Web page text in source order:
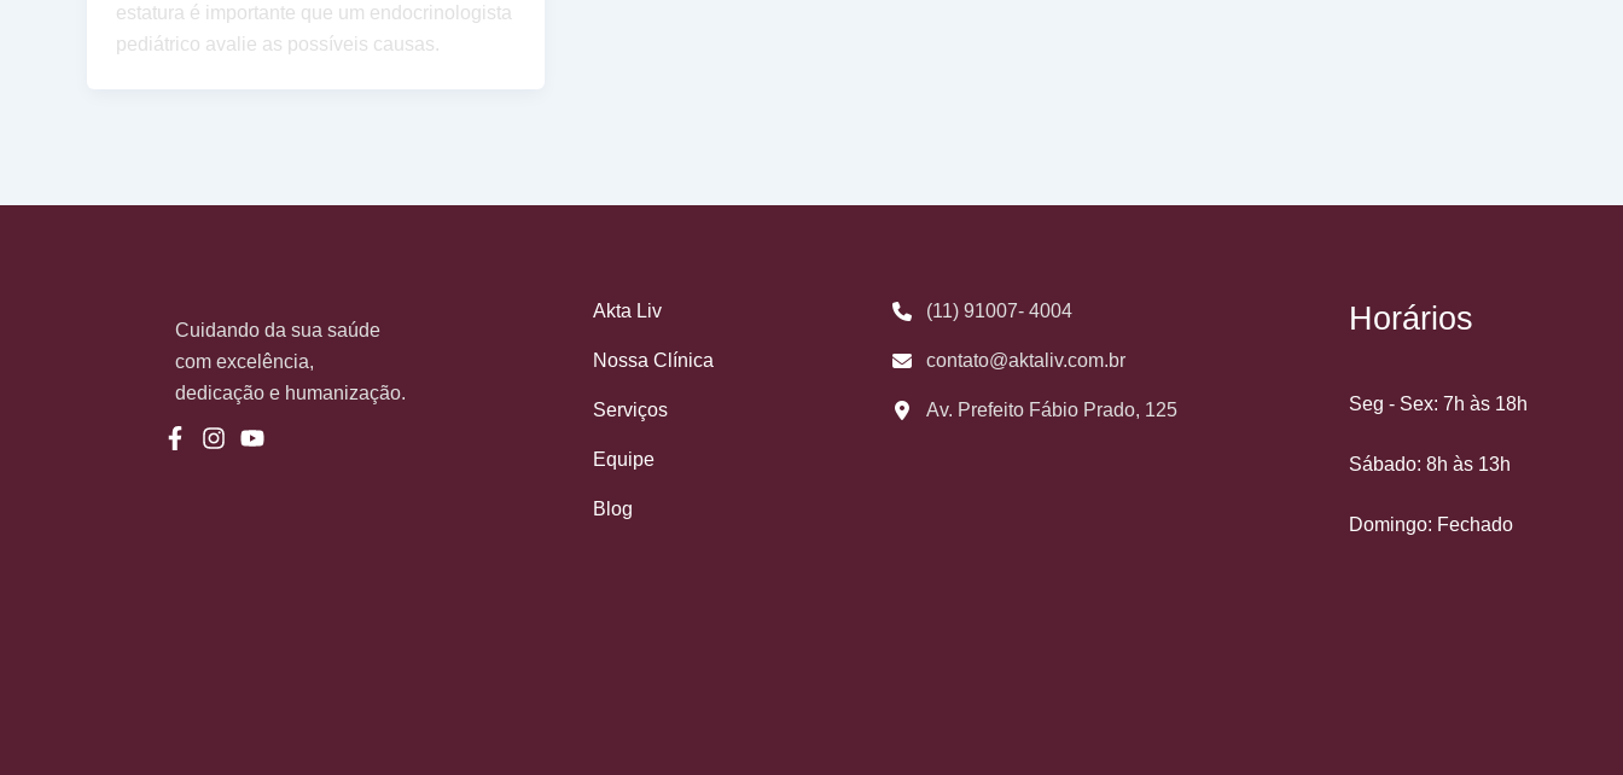
estatura é importante que um endocrinologista
pediátrico avalie as possíveis causas.
Cuidando da sua saúde
com excelência,
dedicação e humanização.
Akta Liv
Nossa Clínica
Serviços
Equipe
Blog
(11) 91007- 4004
contato@aktaliv.com.br
Av. Prefeito Fábio Prado, 125
Horários
Seg - Sex: 7h às 18h
Sábado: 8h às 13h
Domingo: Fechado